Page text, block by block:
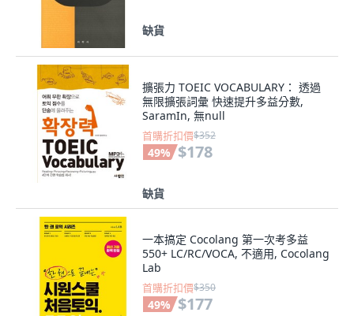
缺貨
擴張力 TOEIC VOCABULARY： 透過
無限擴張詞彙 快速提升多益分數,
SaramIn, 無null
首購折扣價$352
49% $178
缺貨
一本搞定 Cocolang 第一次考多益
550+ LC/RC/VOCA, 不適用, Cocolang
Lab
首購折扣價$350
49% $177